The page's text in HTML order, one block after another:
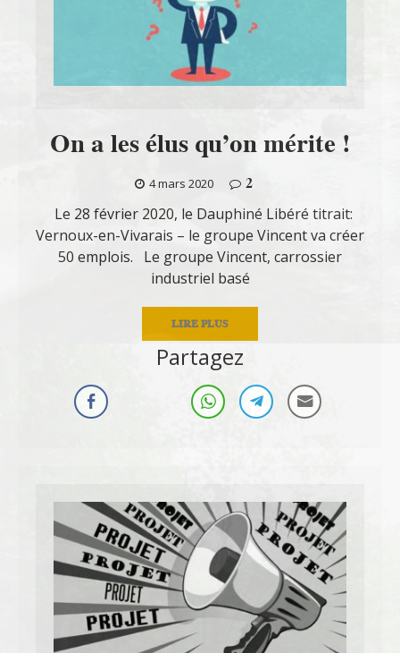
On a les élus qu’on mérite !
4 mars 2020
2
Le 28 février 2020, le Dauphiné Libéré titrait:
Vernoux-en-Vivarais – le groupe Vincent va créer
50 emplois. Le groupe Vincent, carrossier
industriel basé
LIRE PLUS
Partagez